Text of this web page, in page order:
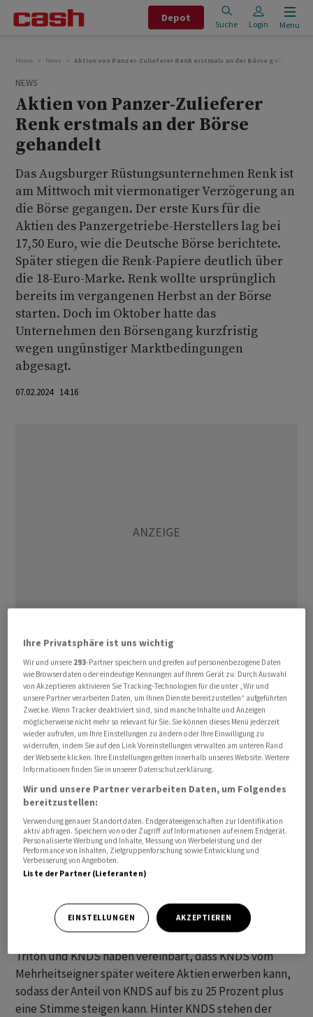
Depot
Suche Login Menu
Home News Aktien von Panzer-Zulieferer Renk erstmals an der Börse gehandelt
NEWS
Aktien von Panzer-Zulieferer
Renk erstmals an der Börse
gehandelt
Das Augsburger Rüstungsunternehmen Renk ist
am Mittwoch mit viermonatiger Verzögerung an
die Börse gegangen. Der erste Kurs für die
Aktien des Panzergetriebe-Herstellers lag bei
17,50 Euro, wie die Deutsche Börse berichtete.
Später stiegen die Renk-Papiere deutlich über
die 18-Euro-Marke. Renk wollte ursprünglich
bereits im vergangenen Herbst an der Börse
starten. Doch im Oktober hatte das
Unternehmen den Börsengang kurzfristig
wegen ungünstiger Marktbedingungen
abgesagt.
07.02.2024 14:16
Renk hatte insgesamt rund 33,3 Millionen Aktien, die
einem Drittel der Unternehmensanteile entsprechen,
zum Stückpreis von 15 Euro angeboten. Der
Finanzinvestor Triton will die restlichen Anteile der
ehemaligen Volkswagen -Tochter zunächst behalten.
Durch den Börsengang würden entsprechend rund 500
Millionen Euro erlöst, berichtete Renk nach dem
Börsengang.
Am Mittwoch lag der erste Kurs bei 17,50 Euro. In der
Spitze ging es dann bis auf fast 19 Euro hinauf. Der
Angebotspreis war zuvor auf 15 Euro festgelegt worden.
Zuletzt kosteten die Anteile 18,47 Euro.
Mit dem Börsengang stieg ein zweiter Grossaktionär bei
Renk ein. Der Rüstungskonzern KNDS hat nach Angaben
Triton und KNDS haben vereinbart, dass KNDS vom
Mehrheitseigner später weitere Aktien erwerben kann,
sodass der Anteil von KNDS auf bis zu 25 Prozent plus
eine Stimme steigen kann. Hinter KNDS stehen der
Ihre Privatsphäre ist uns wichtig
Wir und unsere 293-Partner speichern und greifen auf personenbezogene Daten
wie Browserdaten oder eindeutige Kennungen auf Ihrem Gerät zu. Durch Auswahl
von Akzeptieren aktivieren Sie Tracking-Technologien für die unter „Wir und
unsere Partner verarbeiten Daten, um Ihnen Dienste bereitzustellen“ aufgeführten
Zwecke. Wenn Tracker deaktiviert sind, sind manche Inhalte und Anzeigen
möglicherweise nicht mehr so relevant für Sie. Sie können dieses Menü jederzeit
wieder aufrufen, um Ihre Einstellungen zu ändern oder Ihre Einwilligung zu
widerrufen, indem Sie auf den Link Voreinstellungen verwalten am unteren Rand
der Webseite klicken. Ihre Einstellungen gelten innerhalb unseres Website. Weitere
Informationen finden Sie in unserer Datenschutzerklärung.
Wir und unsere Partner verarbeiten Daten, um Folgendes
bereitzustellen:
Verwendung genauer Standortdaten. Endgeräteeigenschaften zur Identifikation
aktiv abfragen. Speichern von oder Zugriff auf Informationen auf einem Endgerät.
Personalisierte Werbung und Inhalte, Messung von Werbeleistung und der
Performance von Inhalten, Zielgruppenforschung sowie Entwicklung und
Verbesserung von Angeboten.
Liste der Partner (Lieferanten)
EINSTELLUNGEN AKZEPTIEREN